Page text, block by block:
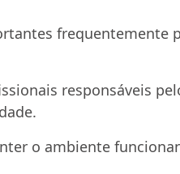
frequentemente
responsáveis
o ambiente